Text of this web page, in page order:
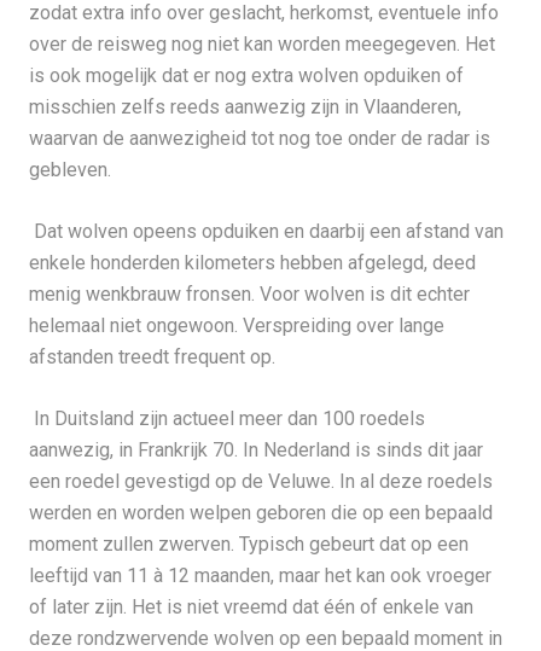
zodat extra info over geslacht, herkomst, eventuele info
over de reisweg nog niet kan worden meegegeven. Het
is ook mogelijk dat er nog extra wolven opduiken of
misschien zelfs reeds aanwezig zijn in Vlaanderen,
waarvan de aanwezigheid tot nog toe onder de radar is
gebleven.
Dat wolven opeens opduiken en daarbij een afstand van
enkele honderden kilometers hebben afgelegd, deed
menig wenkbrauw fronsen. Voor wolven is dit echter
helemaal niet ongewoon. Verspreiding over lange
afstanden treedt frequent op.
In Duitsland zijn actueel meer dan 100 roedels
aanwezig, in Frankrijk 70. In Nederland is sinds dit jaar
een roedel gevestigd op de Veluwe. In al deze roedels
werden en worden welpen geboren die op een bepaald
moment zullen zwerven. Typisch gebeurt dat op een
leeftijd van 11 à 12 maanden, maar het kan ook vroeger
of later zijn. Het is niet vreemd dat één of enkele van
deze rondzwervende wolven op een bepaald moment in